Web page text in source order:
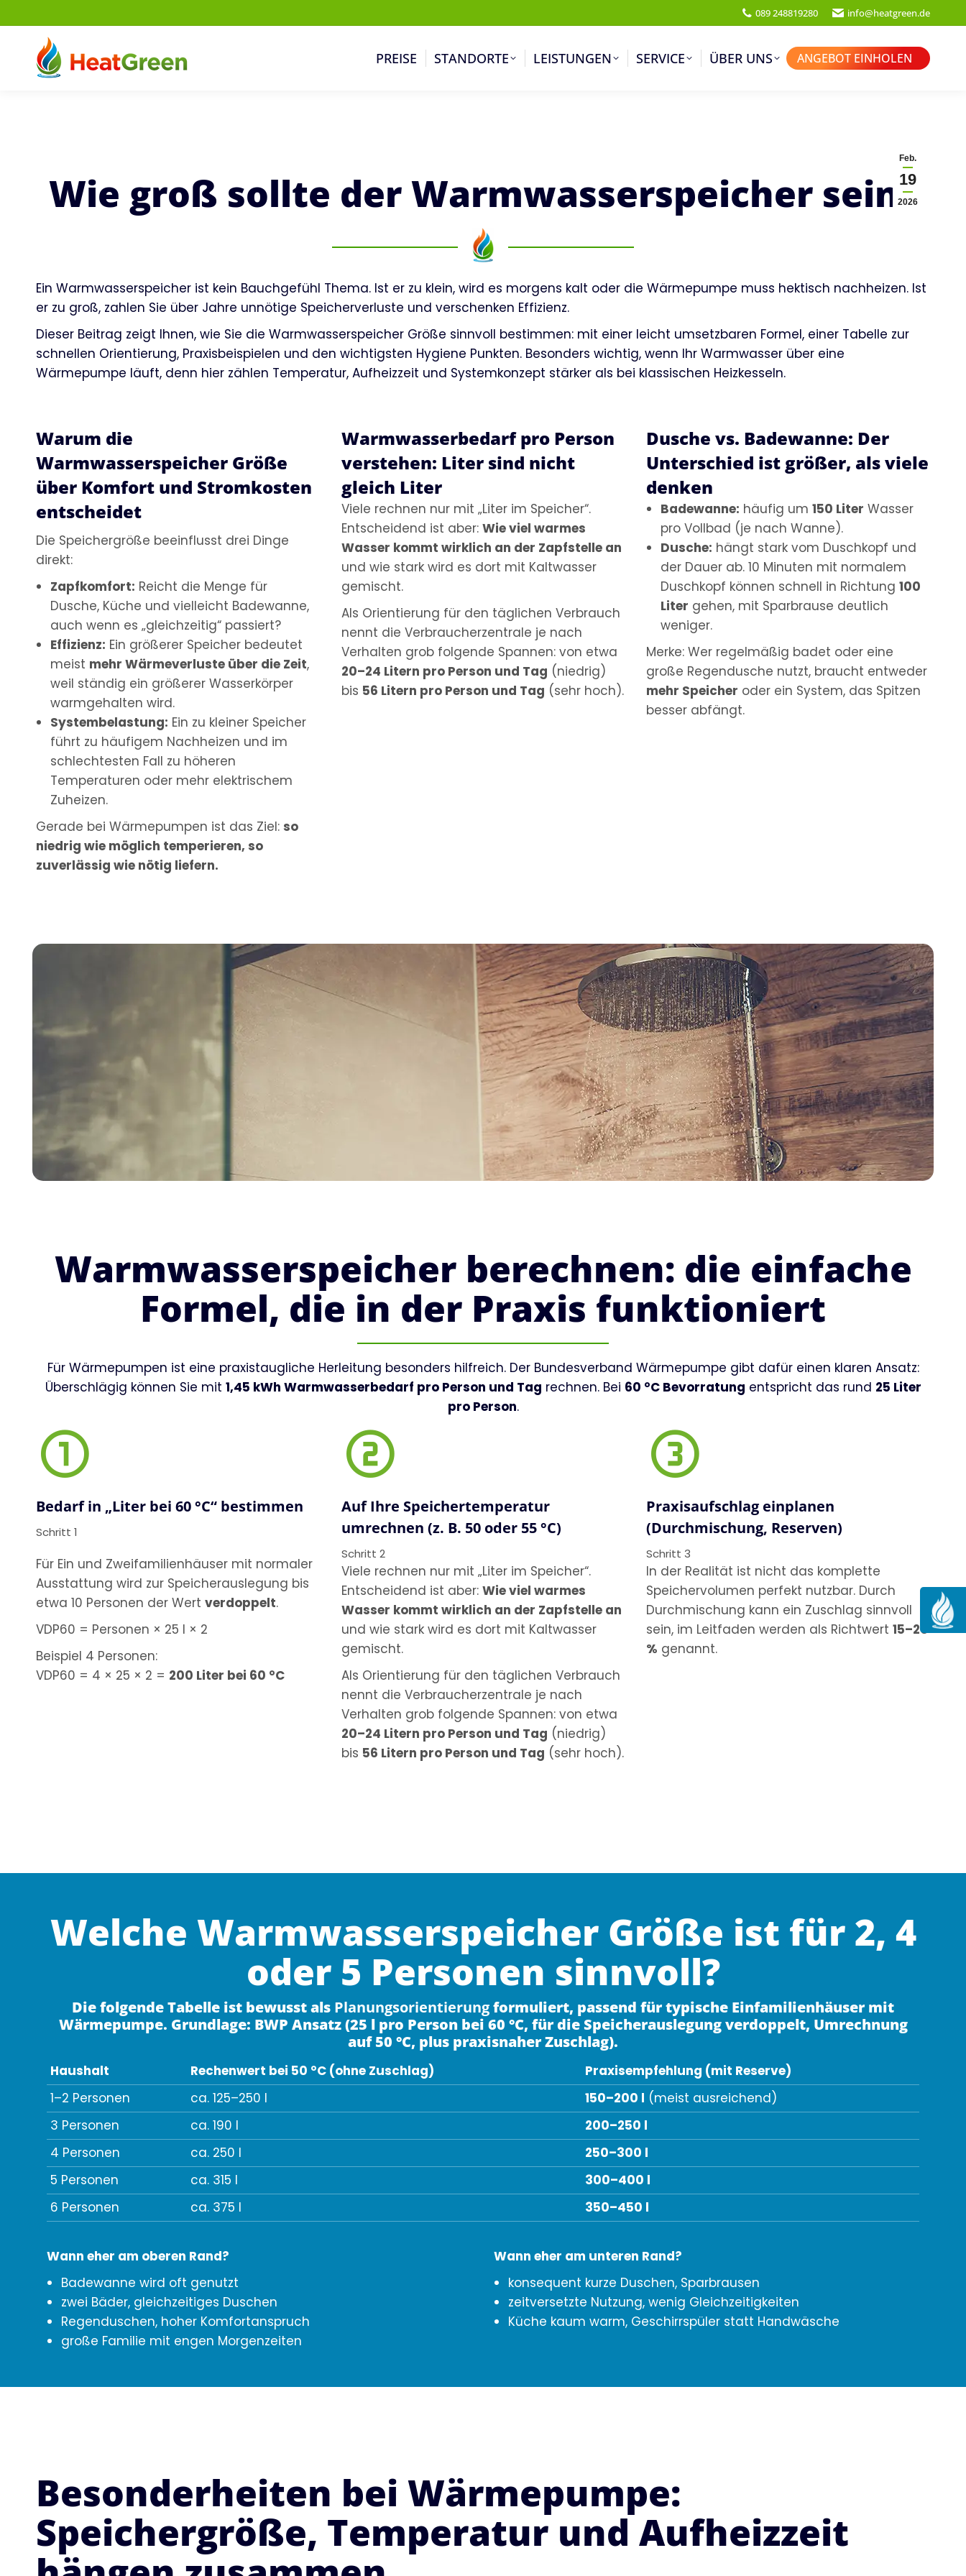
089 248819280 info@heatgreen.de
PREISE STANDORTE LEISTUNGEN SERVICE ÜBER UNS ANGEBOT EINHOLEN
Feb.
19
2026
Wie groß sollte der Warmwasserspeicher sein?
Ein Warmwasserspeicher ist kein Bauchgefühl Thema. Ist er zu klein, wird es morgens kalt oder die Wärmepumpe muss hektisch nachheizen. Ist
er zu groß, zahlen Sie über Jahre unnötige Speicherverluste und verschenken Effizienz.
Dieser Beitrag zeigt Ihnen, wie Sie die Warmwasserspeicher Größe sinnvoll bestimmen: mit einer leicht umsetzbaren Formel, einer Tabelle zur
schnellen Orientierung, Praxisbeispielen und den wichtigsten Hygiene Punkten. Besonders wichtig, wenn Ihr Warmwasser über eine
Wärmepumpe läuft, denn hier zählen Temperatur, Aufheizzeit und Systemkonzept stärker als bei klassischen Heizkesseln.
Warum die
Warmwasserspeicher Größe
über Komfort und Stromkosten
entscheidet
Die Speichergröße beeinflusst drei Dinge
direkt:
Zapfkomfort: Reicht die Menge für
Dusche, Küche und vielleicht Badewanne,
auch wenn es „gleichzeitig“ passiert?
Effizienz: Ein größerer Speicher bedeutet
meist mehr Wärmeverluste über die Zeit,
weil ständig ein größerer Wasserkörper
warmgehalten wird.
Systembelastung: Ein zu kleiner Speicher
führt zu häufigem Nachheizen und im
schlechtesten Fall zu höheren
Temperaturen oder mehr elektrischem
Zuheizen.
Gerade bei Wärmepumpen ist das Ziel: so
niedrig wie möglich temperieren, so
zuverlässig wie nötig liefern.
Warmwasserbedarf pro Person
verstehen: Liter sind nicht
gleich Liter
Viele rechnen nur mit „Liter im Speicher“.
Entscheidend ist aber: Wie viel warmes
Wasser kommt wirklich an der Zapfstelle an
und wie stark wird es dort mit Kaltwasser
gemischt.
Als Orientierung für den täglichen Verbrauch
nennt die Verbraucherzentrale je nach
Verhalten grob folgende Spannen: von etwa
20–24 Litern pro Person und Tag (niedrig)
bis 56 Litern pro Person und Tag (sehr hoch).
Dusche vs. Badewanne: Der
Unterschied ist größer, als viele
denken
Badewanne: häufig um150 Liter Wasser
pro Vollbad (je nach Wanne).
Dusche: hängt stark vom Duschkopf und
der Dauer ab. 10 Minuten mit normalem
Duschkopf können schnell in Richtung100
Liter gehen, mit Sparbrause deutlich
weniger.
Merke: Wer regelmäßig badet oder eine
große Regendusche nutzt, braucht entweder
mehr Speicher oder ein System, das Spitzen
besser abfängt.
Warmwasserspeicher berechnen: die einfache
Formel, die in der Praxis funktioniert
Für Wärmepumpen ist eine praxistaugliche Herleitung besonders hilfreich. Der Bundesverband Wärmepumpe gibt dafür einen klaren Ansatz:
Überschlägig können Sie mit 1,45 kWh Warmwasserbedarf pro Person und Tag rechnen. Bei 60 °C Bevorratung entspricht das rund 25 Liter
pro Person.
Bedarf in „Liter bei 60 °C“ bestimmen
Schritt 1
Für Ein und Zweifamilienhäuser mit normaler
Ausstattung wird zur Speicherauslegung bis
etwa 10 Personen der Wert verdoppelt.
VDP60 = Personen × 25 l × 2
Beispiel 4 Personen:
VDP60 = 4 × 25 × 2 = 200 Liter bei 60 °C
Auf Ihre Speichertemperatur
umrechnen (z. B. 50 oder 55 °C)
Schritt 2
Viele rechnen nur mit „Liter im Speicher“.
Entscheidend ist aber: Wie viel warmes
Wasser kommt wirklich an der Zapfstelle an
und wie stark wird es dort mit Kaltwasser
gemischt.
Als Orientierung für den täglichen Verbrauch
nennt die Verbraucherzentrale je nach
Verhalten grob folgende Spannen: von etwa
20–24 Litern pro Person und Tag (niedrig)
bis 56 Litern pro Person und Tag (sehr hoch).
Praxisaufschlag einplanen
(Durchmischung, Reserven)
Schritt 3
In der Realität ist nicht das komplette
Speichervolumen perfekt nutzbar. Durch
Durchmischung kann ein Zuschlag sinnvoll
sein, im Leitfaden werden als Richtwert15–20
% genannt.
Welche Warmwasserspeicher Größe ist für 2, 4
oder 5 Personen sinnvoll?
Die folgende Tabelle ist bewusst als Planungsorientierungformuliert, passend für typische Einfamilienhäuser mit
Wärmepumpe. Grundlage: BWP Ansatz (25 l pro Person bei 60 °C, für die Speicherauslegung verdoppelt, Umrechnung
auf 50 °C, plus praxisnaher Zuschlag).
Haushalt Rechenwert bei 50 °C (ohne Zuschlag)
Praxisempfehlung (mit Reserve)
1–2 Personen
ca. 125–250 l 150–200 l (meist ausreichend)
3 Personen
ca. 190 l
200–250 l
4 Personen
ca. 250 l
250–300 l
5 Personen
ca. 315 l
300–400 l
6 Personen
ca. 375 l 350–450 l
Wann eher am oberen Rand?
Badewanne wird oft genutzt
zwei Bäder, gleichzeitiges Duschen
Regenduschen, hoher Komfortanspruch
große Familie mit engen Morgenzeiten
Wann eher am unteren Rand?
konsequent kurze Duschen, Sparbrausen
zeitversetzte Nutzung, wenig Gleichzeitigkeiten
Küche kaum warm, Geschirrspüler statt Handwäsche
Besonderheiten bei Wärmepumpe:
Speichergröße, Temperatur und Aufheizzeit